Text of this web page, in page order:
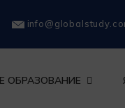
ОБРАЗОВАНИЕ